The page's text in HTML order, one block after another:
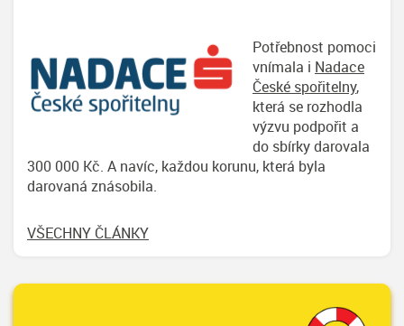
Potřebnost pomoci
vnímala i Nadace
České spořitelny,
která se rozhodla
výzvu podpořit a
do sbírky darovala
300 000 Kč. A navíc, každou korunu, která byla
darovaná znásobila.
VŠECHNY ČLÁNKY